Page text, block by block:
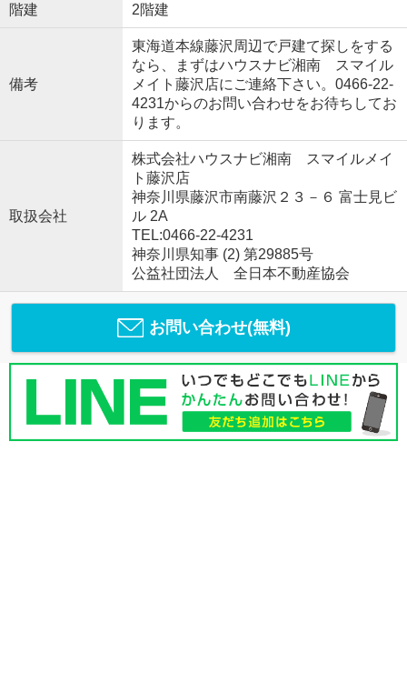
階建 2階建
備考
東海道本線藤沢周辺で戸建て探しをする
なら、まずはハウスナビ湘南 スマイル
メイト藤沢店にご連絡下さい。0466-22-
4231からのお問い合わせをお待ちしてお
ります。
取扱会社
株式会社ハウスナビ湘南 スマイルメイ
ト藤沢店
神奈川県藤沢市南藤沢２３－６ 富士見ビ
ル 2A
TEL:0466-22-4231
神奈川県知事 (2) 第29885号
公益社団法人 全日本不動産協会
お問い合わせ(無料)